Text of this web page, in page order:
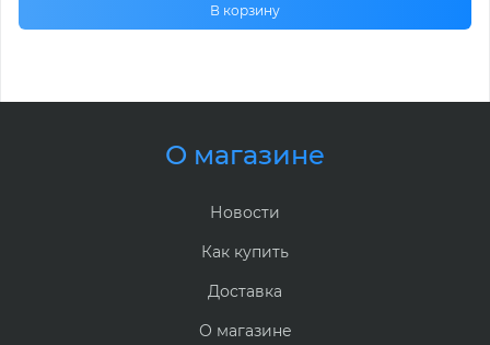
В корзину
О магазине
Новости
Как купить
Доставка
О магазине